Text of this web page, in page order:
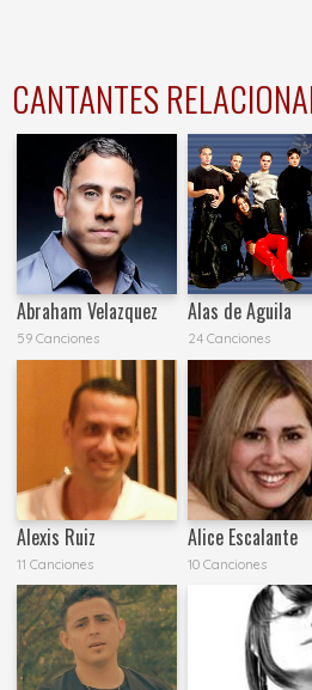
CANTANTES
Abraham Velazquez
59 Canciones
Alas de Aguila
24 Canciones
Alexis Ruiz
11 Canciones
Alice Escalante
10 Canciones